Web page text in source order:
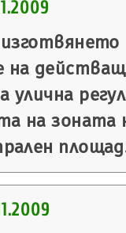
на
улична
на зоната